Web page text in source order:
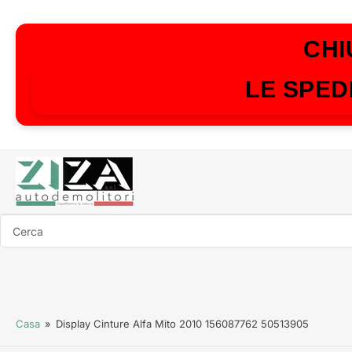
LE
Casa » Display Cinture Alfa Mito 2010 156087762 50513905